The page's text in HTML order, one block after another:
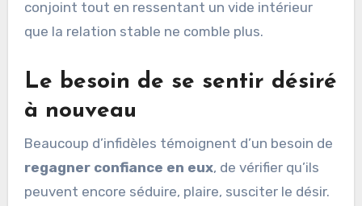
conjoint tout en ressentant un vide intérieur
que la relation stable ne comble plus.
Le besoin de se sentir désiré
à nouveau
Beaucoup d’infidèles témoignent d’un besoin de
regagner confiance en eux, de vérifier qu’ils
peuvent encore séduire, plaire, susciter le désir.